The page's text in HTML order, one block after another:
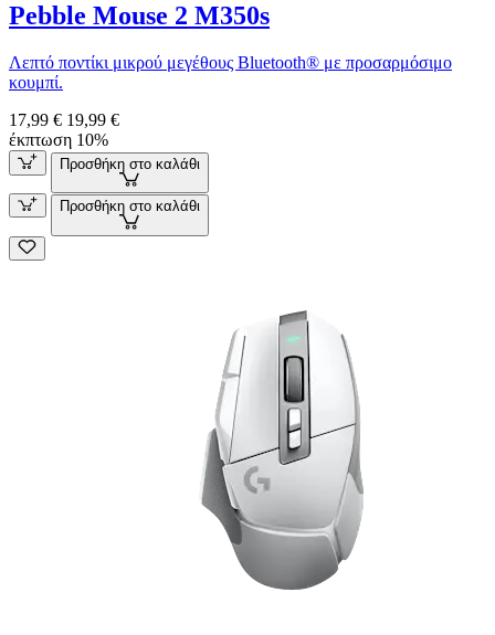
Pebble Mouse 2 M350s
Λεπτό ποντίκι μικρού μεγέθους Bluetooth® με προσαρμόσιμο
κουμπί.
17,99 € 19,99 €
έκπτωση 10%
Προσθήκη στο καλάθι
Προσθήκη στο καλάθι